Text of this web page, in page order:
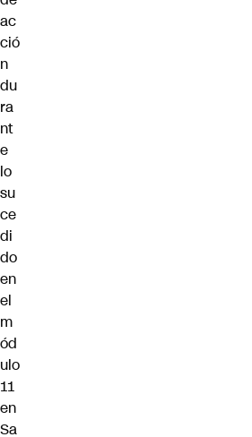
ac
ció
n
du
ra
nt
e
lo
su
ce
di
do
en
el
m
ód
ulo
11
en
Sa